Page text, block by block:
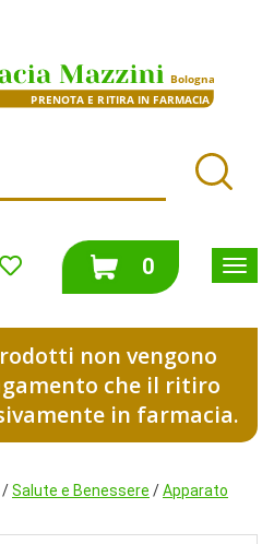
0prodotti
inseriti
non vengono
che il ritiro
in farmacia.
/Salute e Benessere /Apparato